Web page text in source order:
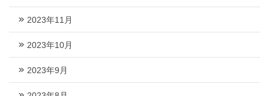
2023年11月
2023年10月
2023年9月